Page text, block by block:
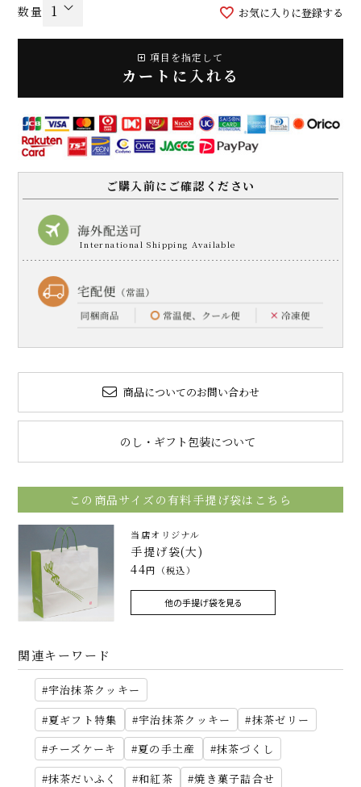
お気に入りに登録する
項目を指定して
カートに入れる
ご購入前にご確認ください
商品についてのお問い合わせ
のし・ギフト包装について
この商品サイズの有料手提げ袋はこちら
当店オリジナル
手提げ袋(大)
44円（税込）
他の手提げ袋を見る
関連キーワード
宇治抹茶クッキー
夏ギフト特集
宇治抹茶クッキー
抹茶ゼリー
チーズケーキ
夏の手土産
抹茶づくし
抹茶だいふく
和紅茶
焼き菓子詰合せ